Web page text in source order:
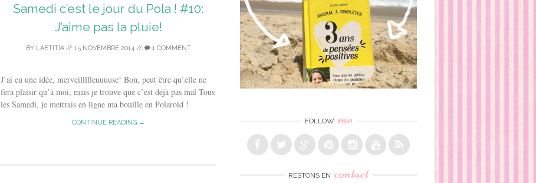
Samedi c’est le jour du Pola ! #10:
J’aime pas la pluie!
BY LAETITIA // 15 NOVEMBRE 2014 // 1 COMMENT
J’ai eu une idée, merveillllleuuuuse! Bon, peut être qu’elle ne
fera plaisir qu’à moi, mais je trouve que c’est déjà pas mal Tous
les Samedi, je mettrais en ligne ma bouille en Polaroïd !
CONTINUE READING → FOLLOW me
RESTONS EN contact